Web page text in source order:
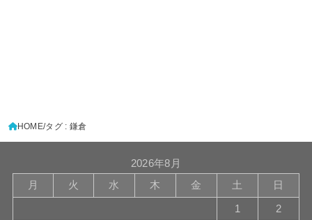
HOME タグ : 鎌倉
2026年8月
月
火 水 木 金 土 日
1 2